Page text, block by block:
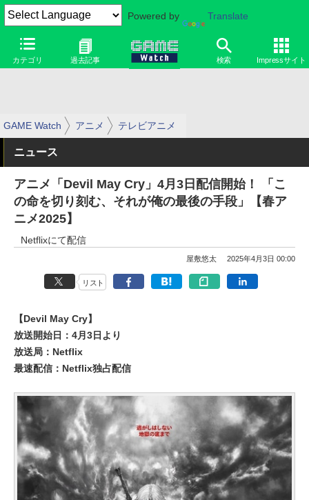
Powered by Translate
カテゴリ 過去記事 検索 Impressサイト
GAME Watch アニメ テレビアニメ
ニュース
アニメ「Devil May Cry」4月3日配信開始！ 「こ
の命を切り刻む、それが俺の最後の手段」【春ア
ニメ2025】
Netflixにて配信
屋敷悠太 2025年4月3日 00:00
リスト
【Devil May Cry】
放送開始日：4月3日より
放送局：Netflix
最速配信：Netflix独占配信